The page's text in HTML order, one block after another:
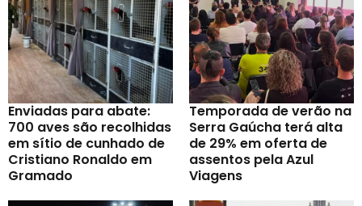
Enviadas para abate:
700 aves são recolhidas
em sítio de cunhado de
Cristiano Ronaldo em
Gramado
Temporada de verão na
Serra Gaúcha terá alta
de 29% em oferta de
assentos pela Azul
Viagens